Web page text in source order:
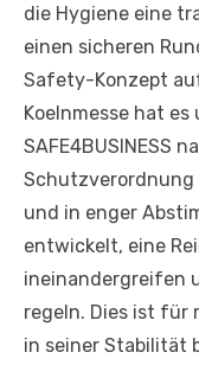
die Hygiene eine
einen sicheren
Safety-Konzept
Koelnmesse hat
SAFE4BUSINESS
Schutzverordnung
und in enger
entwickelt, eine
ineinandergreifen
regeln. Dies ist für
in seiner Stabilität